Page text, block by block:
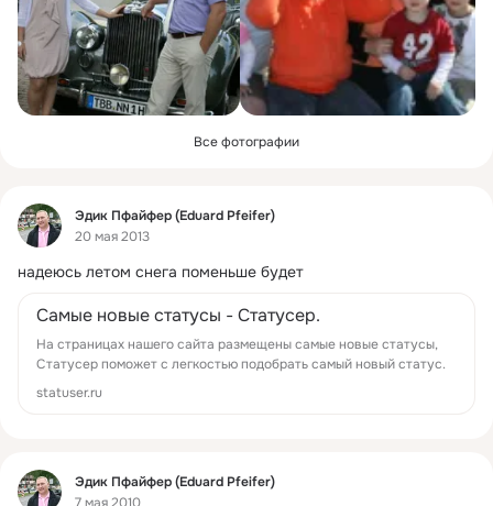
Все фотографии
Фид
Эдик Пфайфер (Eduard Pfeifer)
20 мая 2013
надеюсь летом снега поменьше будет
Самые новые статусы - Статусер.
На страницах нашего сайта размещены самые новые статусы,
Статусер поможет с легкостью подобрать самый новый статус.
statuser.ru
Фид
Эдик Пфайфер (Eduard Pfeifer)